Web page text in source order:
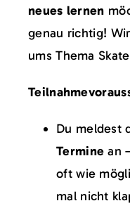
neues lernen
genau richtig!
ums Thema
Du meldest
Termine an
oft wie
mal nicht